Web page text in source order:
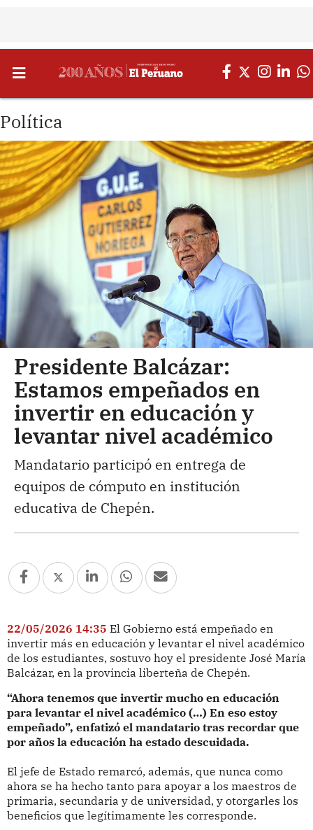
Política
Presidente Balcázar:
Estamos empeñados en
invertir en educación y
levantar nivel académico
Mandatario participó en entrega de
equipos de cómputo en institución
educativa de Chepén.
22/05/2026 14:35 El Gobierno está empeñado en
invertir más en educación y levantar el nivel académico
de los estudiantes, sostuvo hoy el presidente José María
Balcázar, en la provincia liberteña de Chepén.
“Ahora tenemos que invertir mucho en educación
para levantar el nivel académico (…) En eso estoy
empeñado”, enfatizó el mandatario tras recordar que
por años la educación ha estado descuidada.
El jefe de Estado remarcó, además, que nunca como
ahora se ha hecho tanto para apoyar a los maestros de
primaria, secundaria y de universidad, y otorgarles los
beneficios que legítimamente les corresponde.